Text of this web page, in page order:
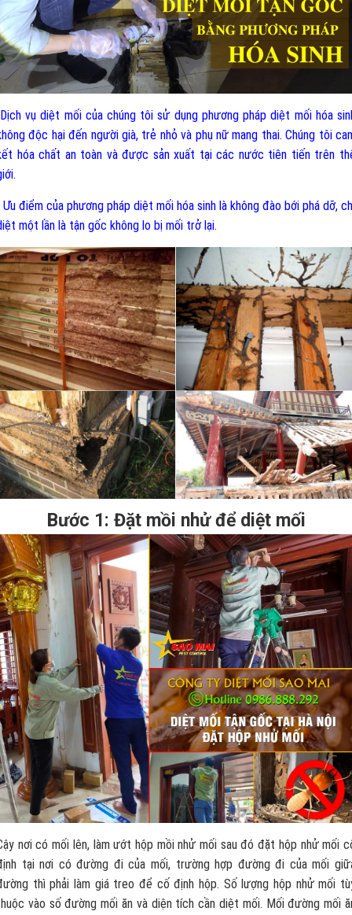
vụ diệt mối của chúng tôi sử dụng phương pháp diệt mối hóa
độc hại đến người già, trẻ nhỏ và phụ nữ mang thai. Chúng tôi
hóa chất an toàn và được sản xuất tại các nước tiên tiến trên
Ưu điểm của phương pháp diệt mối hóa sinh là không đào bới phá dỡ,
một lần là tận gốc không lo bị mối trở lại.
Bước 1: Đặt mồi nhử để diệt mối
nơi có mối lên, làm ướt hộp mồi nhử mối sau đó đặt hộp nhử mối
tại nơi có đường đi của mối, trường hợp đường đi của mối
thì phải làm giá treo để cố định hộp. Số lượng hộp nhử mối
vào số đường mối ăn và diện tích cần diệt mối. Mối đường mối